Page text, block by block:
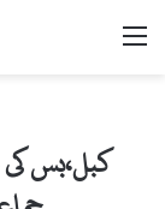
کبل،بس